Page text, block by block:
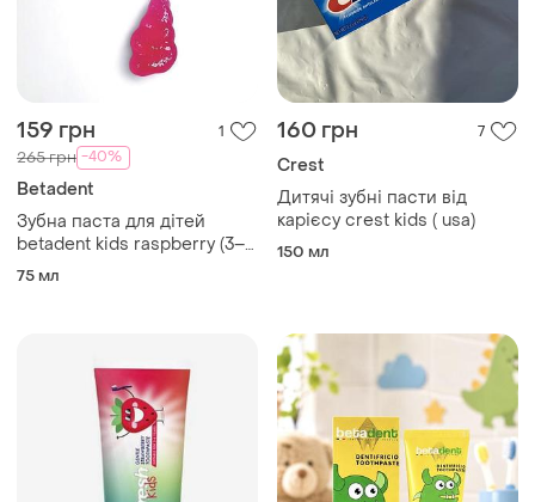
159 грн 1
265 грн -40%
Betadent
Зубна паста для дітей
betadent kids raspberry (3–6
років), 75 мл
75 мл
160 грн 7
Crest
Дитячі зубні пасти від
карієсу crest kids ( usa)
150 мл